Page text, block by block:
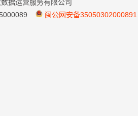
据运营服务有限公司
闽公网安备35050302000891